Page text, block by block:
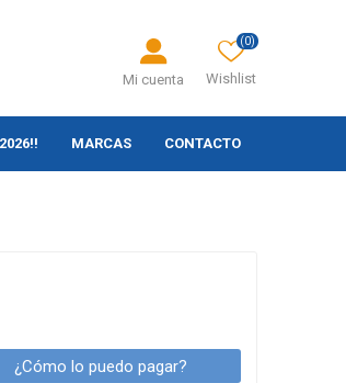
Mi cuenta Wishlist
(0)
MARCAS CONTACTO
¿Cómo lo puedo pagar?